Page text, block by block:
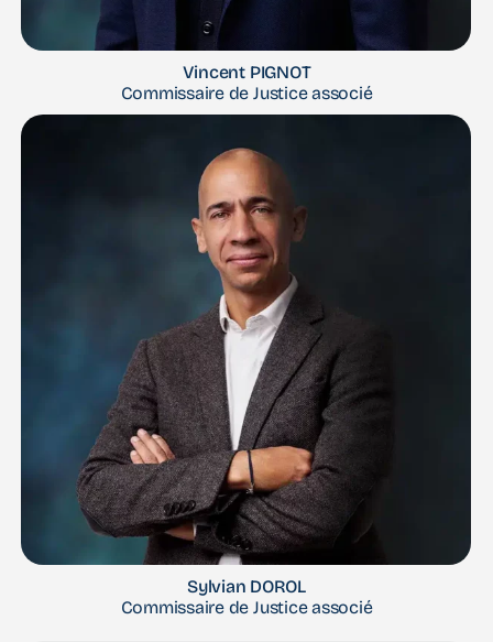
Vincent PIGNOT
Commissaire de Justice associé
Sylvian DOROL
Commissaire de Justice associé